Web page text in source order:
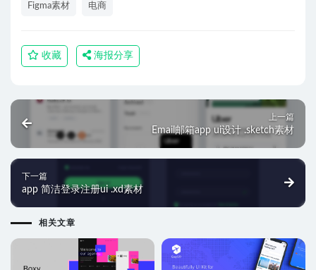
Figma素材 电商
收藏 海报分享
上一篇
Email邮箱app ui设计 .sketch素材
下一篇
app 简洁登录注册ui .xd素材
相关文章